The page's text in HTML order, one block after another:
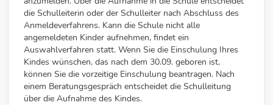
die Schulleiterin oder der Schulleiter nach Abschluss des
Anmeldeverfahrens. Kann die Schule nicht alle
angemeldeten Kinder aufnehmen, findet ein
Auswahlverfahren statt. Wenn Sie die Einschulung Ihres
Kindes wünschen, das nach dem 30.09. geboren ist,
können Sie die vorzeitige Einschulung beantragen. Nach
einem Beratungsgespräch entscheidet die Schulleitung
über die Aufnahme des Kindes.